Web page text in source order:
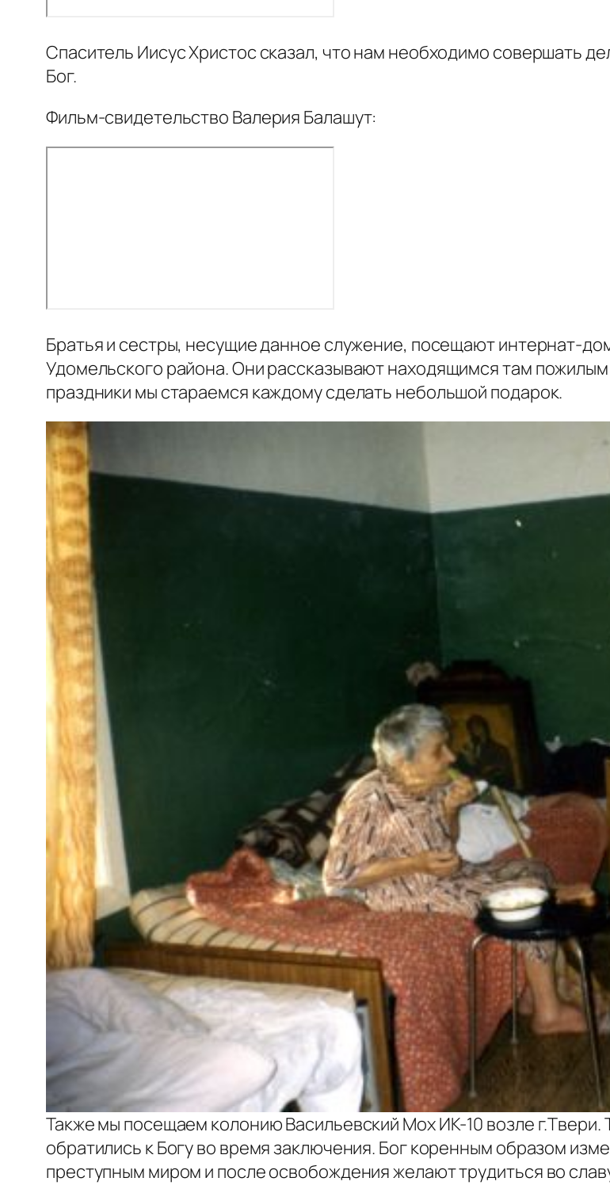
Спаситель Иисус Христос сказал, что нам необходимо совершать
Бог.
Фильм-свидетельство Валерия Балашут:
Братья и сестры, несущие данное служение, посещают интернат-
Удомельского района. Они рассказывают находящимся там
праздники мы стараемся каждому сделать небольшой подарок.
Также мы посещаем колонию Васильевский Мох ИК-10 возле
обратились к Богу во время заключения. Бог коренным образом
преступным миром и после освобождения желают трудиться во